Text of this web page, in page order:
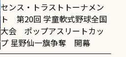
センス・トラストトーナメン
ト 第20回 学童軟式野球全国
大会 ポップアスリートカッ
プ 星野仙一旗争奪 開幕